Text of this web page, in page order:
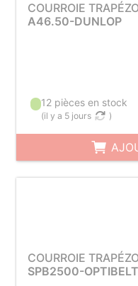
COURROIE
A46.50-DUNLOP
12 pièces en stock
(il y a 5 jours )
COURROIE
SPB2500-OPTIBELT